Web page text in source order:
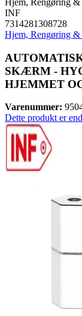
Hjem, Rengøring
INF
7314281308728
Hjem, Rengøring
SKÆRM -
HJEMMET
Varenummer:
Dette produkt er